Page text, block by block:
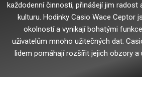
každodenní činnosti, přinášejí jim radost
kulturu. Hodinky Casio Wace Ceptor
okolností a vynikají bohatými
uživatelům mnoho užitečných dat.
lidem pomáhají rozšířit jejich obzory a